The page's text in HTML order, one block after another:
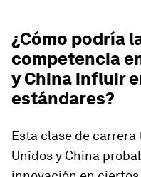
¿Cómo podría
competencia
y China influir
estándares?
Esta clase de
Unidos y China